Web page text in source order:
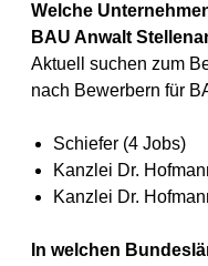
Welche
BAU Anwalt
Aktuell suchen zum
nach Bewerbern für
Schiefer (4 Jobs)
Kanzlei Dr.
Kanzlei Dr.
In welchen